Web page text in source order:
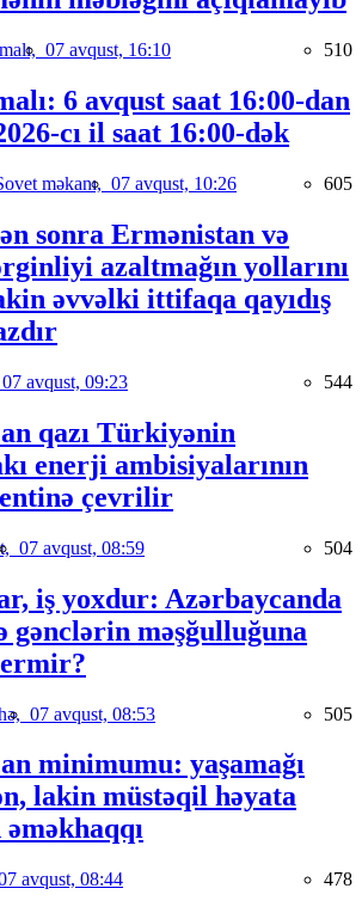
07 avqust, 16:10 510
6 avqust saat 16:00-dan
cı il saat 16:00-dək
məkanı, 07 avqust, 10:26 605
sonra Ermənistan və
azaltmağın yollarını
əvvəlki ittifaqa qayıdış
07 avqust, 09:23 544
qazı Türkiyənin
enerji ambisiyalarının
çevrilir
07 avqust, 08:59 504
iş yoxdur: Azərbaycanda
gənclərin məşğulluğuna
07 avqust, 08:53 505
minimumu: yaşamağı
lakin müstəqil həyata
avqust, 08:44 478